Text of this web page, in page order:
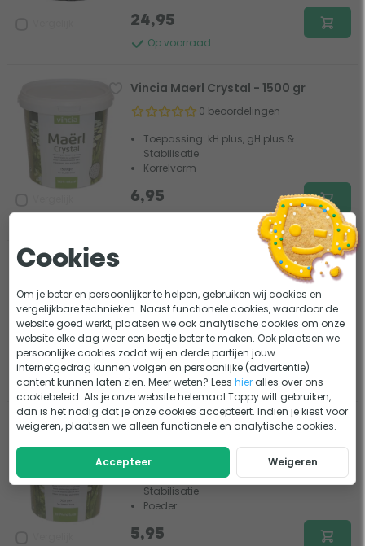
Op voorraad
24,95
Vincia Maerl Crystal - 1500 gr
0 beoordelingen
Toepassing: kH plus, gH plus &
Stabilisatie
Korrelvorm
6,95
Vergelijk
Toepassing: kH plus
Vloeibaar
Op voorraad
15,95
Vincia Maerl - 700 gr
1 beoordeling
Toepassing: kH plus, gH plus &
Stabilisatie
Poeder
5,95
Cookies
Om je beter en persoonlijker te helpen, gebruiken wij cookies en
vergelijkbare technieken. Naast functionele cookies, waardoor de
website goed werkt, plaatsen we ook analytische cookies om onze
website elke dag weer een beetje beter te maken. Ook plaatsen we
persoonlijke cookies zodat wij en derde partijen jouw
internetgedrag kunnen volgen en persoonlijke (advertentie)
content kunnen laten zien. Meer weten? Leeshier alles over ons
cookiebeleid. Als je onze website helemaal Toppy wilt gebruiken,
dan is het nodig dat je onze cookies accepteert. Indien je kiest voor
weigeren, plaatsen we alleen functionele en analytische cookies.
Accepteer Weigeren